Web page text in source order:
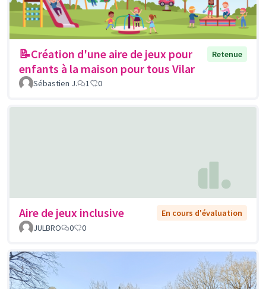
📝Création d'une aire de jeux pour
enfants à la maison pour tous Vilar
Retenue
Sébastien J. 1 0
Aire de jeux inclusive
En cours d'évaluation
JULBRO
0 0